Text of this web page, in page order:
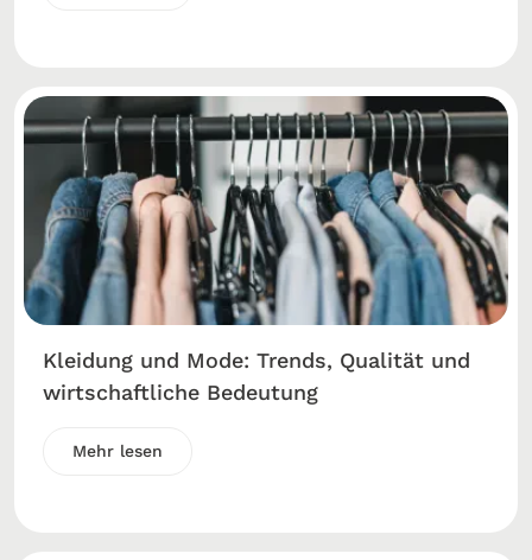
Kleidung und Mode: Trends, Qualität und
wirtschaftliche Bedeutung
Mehr lesen